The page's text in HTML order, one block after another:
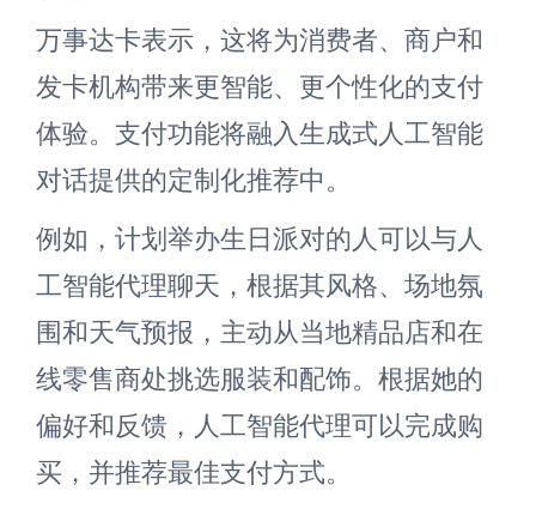
万事达卡表示，这将为消费者、商户和
发卡机构带来更智能、更个性化的支付
体验。支付功能将融入生成式人工智能
对话提供的定制化推荐中。
例如，计划举办生日派对的人可以与人
工智能代理聊天，根据其风格、场地氛
围和天气预报，主动从当地精品店和在
线零售商处挑选服装和配饰。根据她的
偏好和反馈，人工智能代理可以完成购
买，并推荐最佳支付方式。